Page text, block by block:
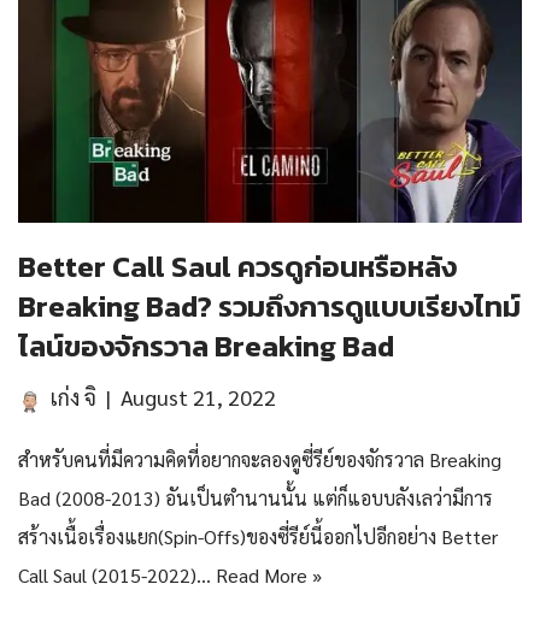
Better Call Saul ควรดูก่อนหรือหลัง
Breaking Bad? รวมถึงการดูแบบเรียงไทม์
ไลน์ของจักรวาล Breaking Bad
เก่ง จิ August 21, 2022
สำหรับคนที่มีความคิดที่อยากจะลองดูซี่รีย์ของจักรวาล Breaking
Bad (2008-2013) อันเป็นตำนานนั้น แต่ก็แอบบลังเลว่ามีการ
สร้างเนื้อเรื่องแยก(Spin-Offs)ของซี่รีย์นี้ออกไปอีกอย่าง Better
Call Saul (2015-2022)… Read More »